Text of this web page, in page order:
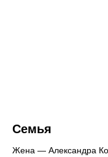
Семья
Жена — Александра